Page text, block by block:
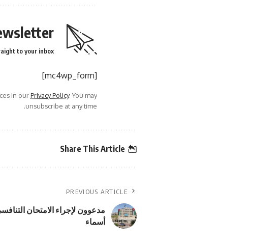
to your inbox.
[mc4wp_form]
in ourPrivacy Policy. You may
unsubscribe at any time.
Share This Article
PREVIOUS ARTICLE
مدعوون لإجراء الامتحان
أسماء